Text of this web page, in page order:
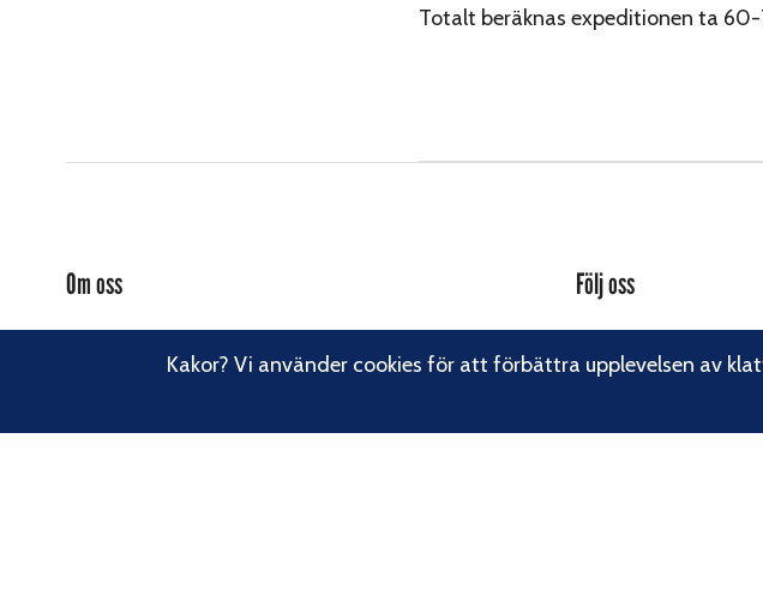
Totalt beräknas expeditionen ta
Om oss
Svenska Klätterförbundet består av ett 80-tal klubbar och över
16 000 medlemmar. Vi finns från Trelleborg i söder till Kiruna i
Följ oss
Instagram
Kakor? Vi använder cookies för att förbättra upplevelsen av